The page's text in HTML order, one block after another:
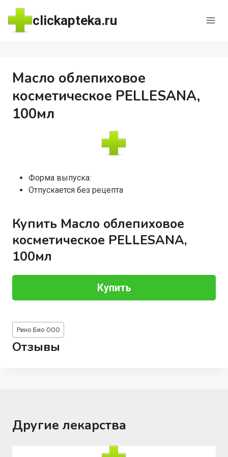
Перейти
содержимому
clickapteka.ru
Масло облепиховое
косметическое PELLESANA,
100мл
Форма выпуска:
Отпускается без рецепта
Купить Масло облепиховое
косметическое PELLESANA,
100мл
Купить
Метки
записи:
Рино Био ООО
Отзывы
Другие лекарства